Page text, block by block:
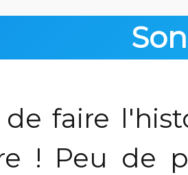
faire
! Peu de